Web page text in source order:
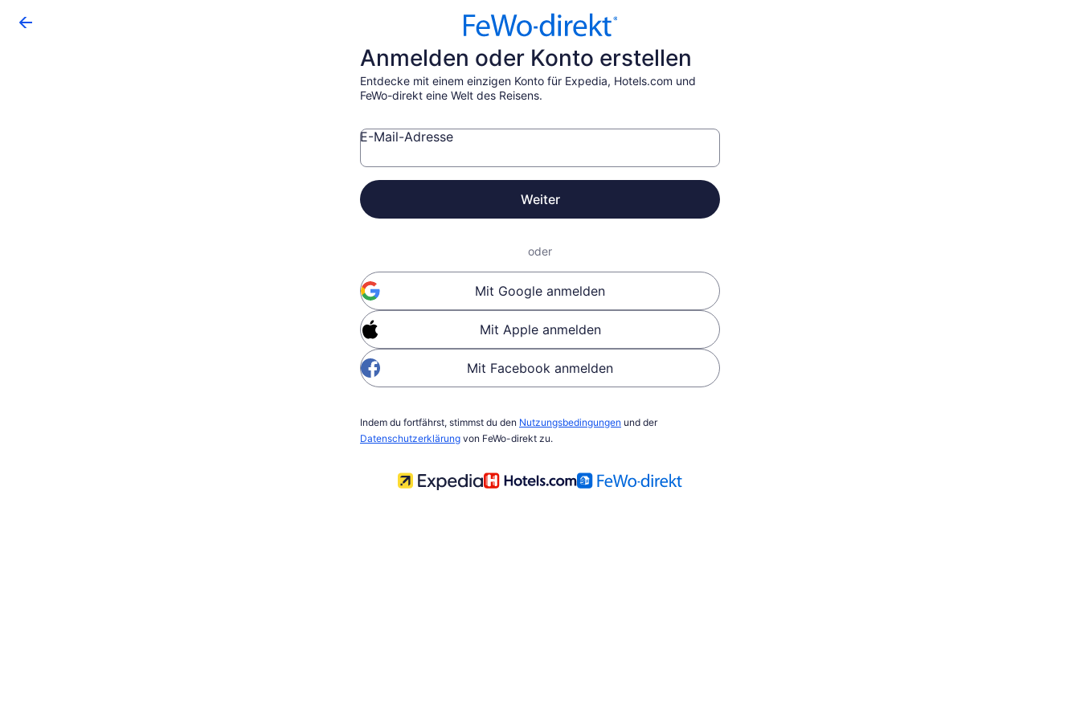
Anmelden oder Konto erstellen
Entdecke mit einem einzigen Konto für Expedia, Hotels.com und
FeWo-direkt eine Welt des Reisens.
E-Mail-Adresse
Weiter
oder
Mit Google anmelden
Mit Apple anmelden
Mit Facebook anmelden
Indem du fortfährst, stimmst du den Nutzungsbedingungen und der
Datenschutzerklärung von FeWo-direkt zu.